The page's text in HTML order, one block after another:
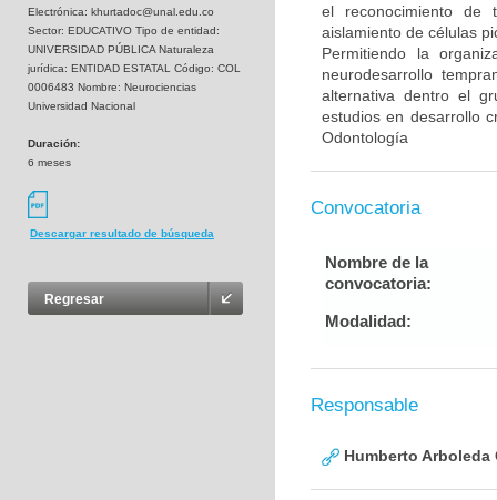
Electrónica: khurtadoc@unal.edu.co
Sector: EDUCATIVO Tipo de entidad:
UNIVERSIDAD PÚBLICA Naturaleza
jurídica: ENTIDAD ESTATAL Código: COL
0006483 Nombre: Neurociencias
Universidad Nacional
Duración:
6 meses
Descargar resultado de búsqueda
Regresar
el reconocimiento de
aislamiento de células
Permitiendo la
neurodesarrollo
alternativa dentro el
estudios en desarrollo
Odontología
Convocatoria
Nombre de la
convocatoria:
Modalidad:
Responsable
Humberto Arboleda